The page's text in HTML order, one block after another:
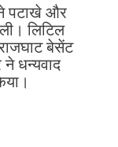
पटाखे और
लिटिल
बेसेंट
ने धन्यवाद